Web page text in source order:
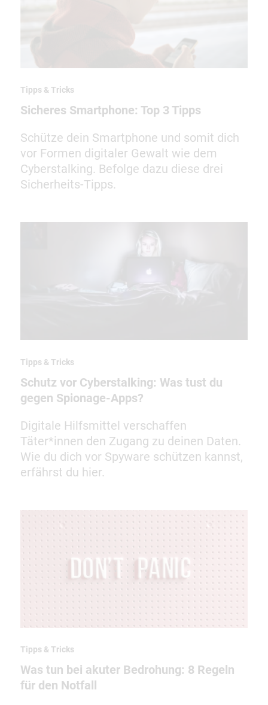
Tipps & Tricks
Sicheres Smartphone: Top 3 Tipps
Schütze dein Smartphone und somit dich
vor Formen digitaler Gewalt wie dem
Cyberstalking. Befolge dazu diese drei
Sicherheits-Tipps.
Tipps & Tricks
Schutz vor Cyberstalking: Was tust du
gegen Spionage-Apps?
Digitale Hilfsmittel verschaffen
Täter*innen den Zugang zu deinen Daten.
Wie du dich vor Spyware schützen kannst,
erfährst du hier.
Tipps & Tricks
Was tun bei akuter Bedrohung: 8 Regeln
für den Notfall